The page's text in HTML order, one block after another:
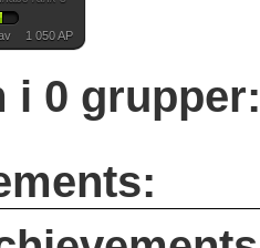
1 050 AP
i 0 grupper: